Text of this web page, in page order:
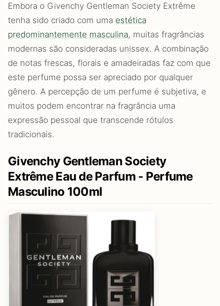
Embora o Givenchy Gentleman Society Extrême
tenha sido criado com uma estética
predominantemente masculina, muitas fragrâncias
modernas são consideradas unissex. A combinação
de notas frescas, florais e amadeiradas faz com que
este perfume possa ser apreciado por qualquer
gênero. A percepção de um perfume é subjetiva, e
muitos podem encontrar na fragrância uma
expressão pessoal que transcende rótulos
tradicionais.
Givenchy Gentleman Society
Extrême Eau de Parfum - Perfume
Masculino 100ml